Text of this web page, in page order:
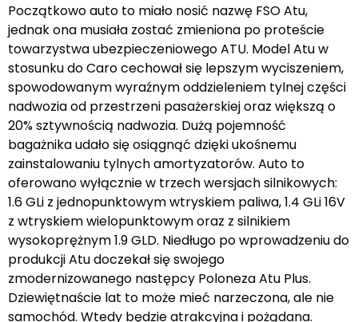
Początkowo auto to miało nosić nazwę FSO Atu,
jednak ona musiała zostać zmieniona po proteście
towarzystwa ubezpieczeniowego ATU. Model Atu w
stosunku do Caro cechował się lepszym wyciszeniem,
spowodowanym wyraźnym oddzieleniem tylnej części
nadwozia od przestrzeni pasażerskiej oraz większą o
20% sztywnością nadwozia. Dużą pojemność
bagażnika udało się osiągnąć dzięki ukośnemu
zainstalowaniu tylnych amortyzatorów. Auto to
oferowano wyłącznie w trzech wersjach silnikowych:
1.6 GLi z jednopunktowym wtryskiem paliwa, 1.4 GLi 16V
z wtryskiem wielopunktowym oraz z silnikiem
wysokoprężnym 1.9 GLD. Niedługo po wprowadzeniu do
produkcji Atu doczekał się swojego
zmodernizowanego następcy Poloneza Atu Plus.
Dziewiętnaście lat to może mieć narzeczona, ale nie
samochód. Wtedy będzie atrakcyjna i pożądana.